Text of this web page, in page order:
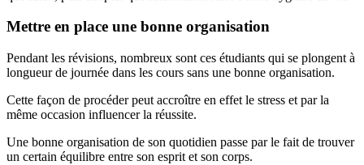
Mettre en place une bonne organisation
Pendant les révisions, nombreux sont ces étudiants qui se plongent à
longueur de journée dans les cours sans une bonne organisation.
Cette façon de procéder peut accroître en effet le stress et par la
même occasion influencer la réussite.
Une bonne organisation de son quotidien passe par le fait de trouver
un certain équilibre entre son esprit et son corps.